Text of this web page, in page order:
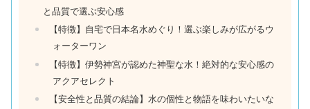
と品質で選ぶ安心感
【特徴】自宅で日本名水めぐり！選ぶ楽しみが広がるウ
ォーターワン
【特徴】伊勢神宮が認めた神聖な水！絶対的な安心感の
アクアセレクト
【安全性と品質の結論】水の個性と物語を味わいたいな